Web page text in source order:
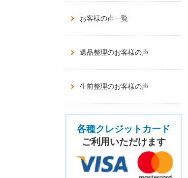
お客様の声一覧
遺品整理のお客様の声
生前整理のお客様の声
各種クレジットカード
ご利用いただけます